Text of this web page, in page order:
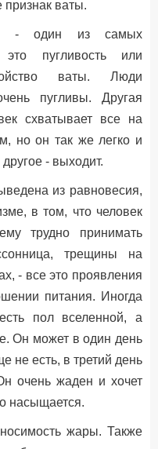
признак ваты.
- один из самых
пугливость или
ваты. Люди
пугливы. Другая
схватывает все на
но он так же легко и
- выходит.
из равновесия,
в том, что человек
трудно принимать
трещины на
- все это проявления
питания. Иногда
пол вселенной, а
Он может в один день
не есть, в третий день
очень жаден и хочет
насыщается.
жары. Также